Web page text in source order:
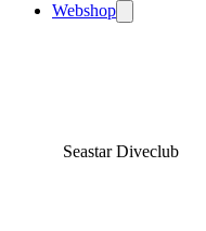
Webshop
Seastar Diveclub